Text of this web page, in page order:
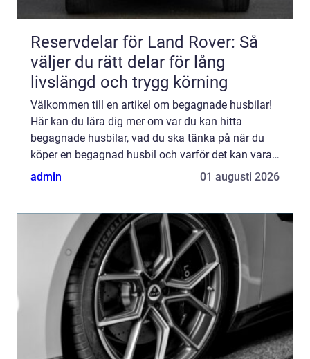
Reservdelar för Land Rover: Så
väljer du rätt delar för lång
livslängd och trygg körning
Välkommen till en artikel om begagnade husbilar!
Här kan du lära dig mer om var du kan hitta
begagnade husbilar, vad du ska tänka på när du
köper en begagnad husbil och varför det kan vara
ett bra alternativ j...
admin 01 augusti 2026